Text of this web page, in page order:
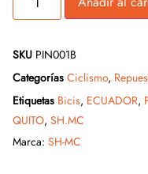
SKU PIN001B
Categorías Ciclismo,
Etiquetas Bicis, ECUADOR,
QUITO, SH.MC
Marca: SH-MC